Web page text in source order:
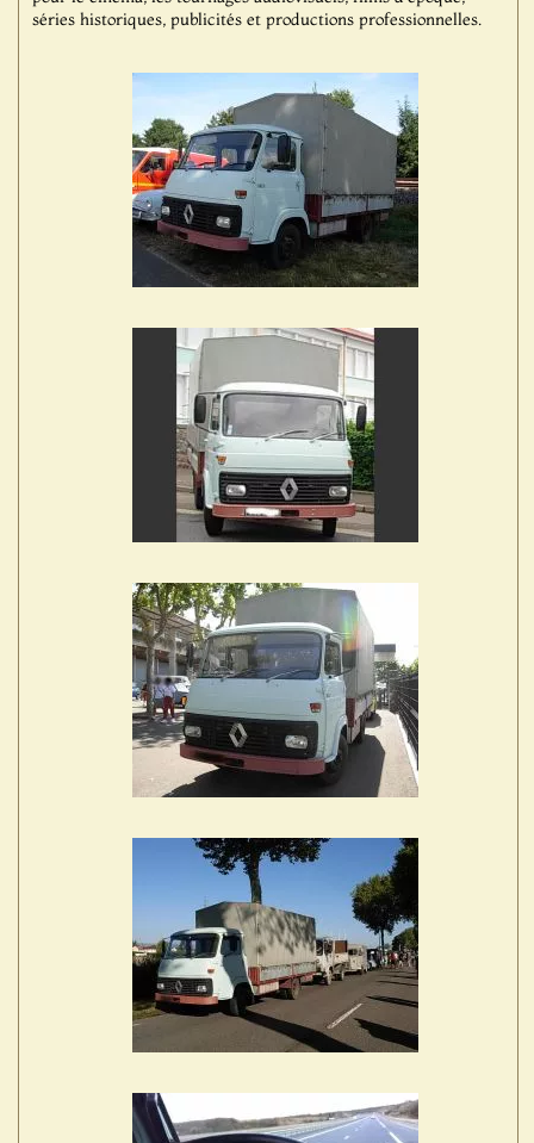
séries historiques, publicités et productions professionnelles.